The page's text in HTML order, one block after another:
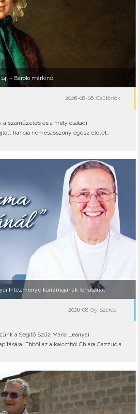
– Barolo márkinő
2026-08-06, Csütörtök
a száműzetés és a mély családi
francia nemesasszony egész életét..
Intézménye karizmájának forrásánál
2026-08-05, Szerda
a Segítő Szűz Mária Leányai
Ebből az alkalomból Chiara Cazzuola..